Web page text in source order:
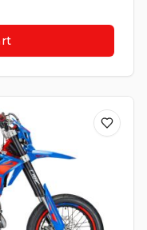
je beleeft het leven.
voor de jonge
50 Motard Sport
Het is meer dan
van jouw stijl, jouw
specificaties:** •
tweetaktmotor •
supermoto frame •
vering voor